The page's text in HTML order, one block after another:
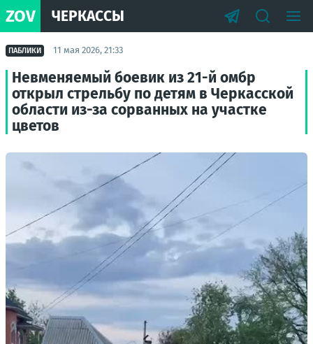
ZOV ЧЕРКАССЫ
ПАБЛИКИ 11 мая 2026, 21:33
Невменяемый боевик из 21-й омбр
открыл стрельбу по детям в Черкасской
области из-за сорванных на участке
цветов